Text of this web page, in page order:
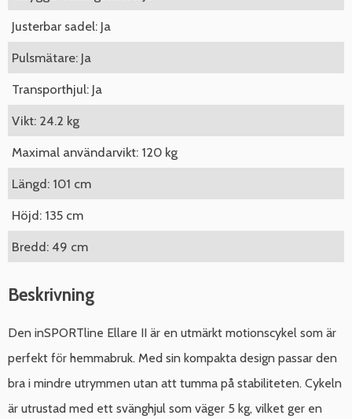
Justerbar sadel: Ja
Pulsmätare: Ja
Transporthjul: Ja
Vikt: 24.2 kg
Maximal användarvikt: 120 kg
Längd: 101 cm
Höjd: 135 cm
Bredd: 49 cm
Beskrivning
Den inSPORTline Ellare II är en utmärkt motionscykel som är
perfekt för hemmabruk. Med sin kompakta design passar den
bra i mindre utrymmen utan att tumma på stabiliteten. Cykeln
är utrustad med ett svänghjul som väger 5 kg, vilket ger en